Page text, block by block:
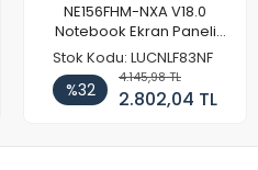
NE156FHM-NXA V18.0
Notebook Ekran Paneli
144Hz
Stok Kodu: LUCNLF83NF
%32
4.145,98 TL
2.802,04 TL